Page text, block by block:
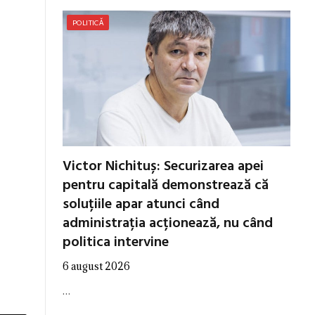
POLITICĂ
Victor Nichituș: Securizarea apei
pentru capitală demonstrează că
soluțiile apar atunci când
administrația acționează, nu când
politica intervine
6 august 2026
…